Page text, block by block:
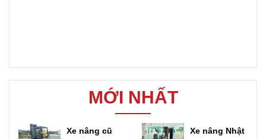
MỚI NHẤT
Xe nâng cũ
Xe nâng Nhật